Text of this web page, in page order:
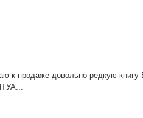
к продаже довольно редкую